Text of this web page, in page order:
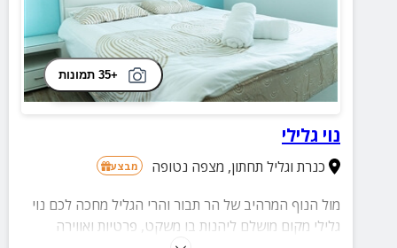
+35 תמונות
נוי גלילי
כנרת וגליל תחתון, מצפה נטופה מבצע
מול הנוף המרהיב של הר תבור והרי הגליל מחכה לכם נוי
גלילי מקום מושלם ליהנות בו משקט, פרטיות ואווירה